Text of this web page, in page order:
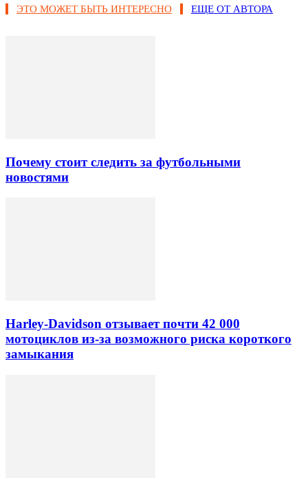
ЭТО МОЖЕТ БЫТЬ ИНТЕРЕСНО ЕЩЕ ОТ АВТОРА
Почему стоит следить за футбольными
новостями
Harley-Davidson отзывает почти 42 000
мотоциклов из-за возможного риска короткого
замыкания